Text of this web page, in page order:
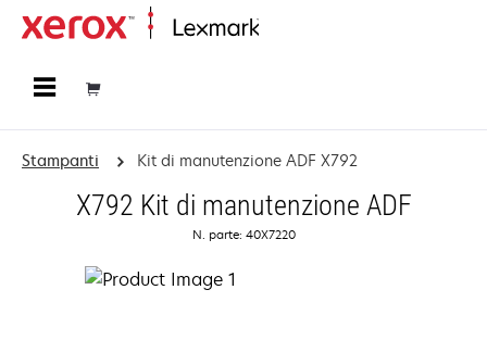
Stampanti Kit di manutenzione ADF X792
X792 Kit di manutenzione ADF
N. parte: 40X7220